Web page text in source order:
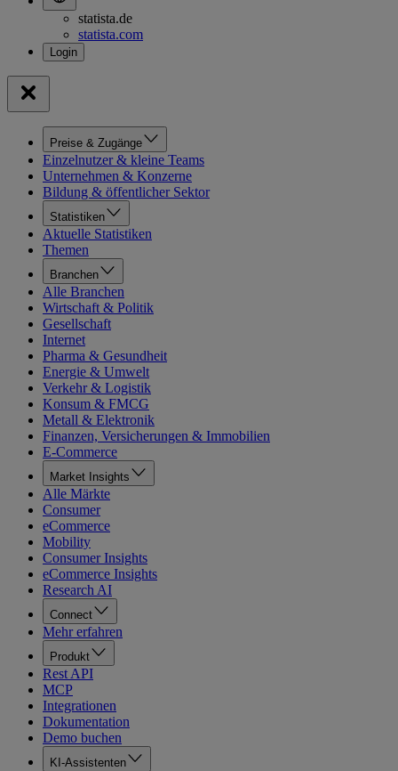
statista.de
statista.com
Preise & Zugänge
Einzelnutzer & kleine Teams
Unternehmen & Konzerne
Bildung & öffentlicher Sektor
Statistiken
Aktuelle Statistiken
Themen
Branchen
Alle Branchen
Wirtschaft & Politik
Gesellschaft
Internet
Pharma & Gesundheit
Energie & Umwelt
Verkehr & Logistik
Konsum & FMCG
Metall & Elektronik
Finanzen, Versicherungen & Immobilien
E-Commerce
Market Insights
Alle Märkte
Consumer
eCommerce
Mobility
Consumer Insights
eCommerce Insights
Research AI
Connect
Mehr erfahren
Produkt
Rest API
MCP
Integrationen
Dokumentation
Demo buchen
KI-Assistenten